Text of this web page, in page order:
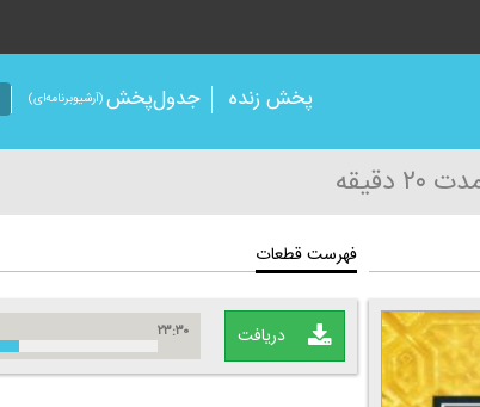
پخش زنده جدول‌پخش(آرشیو‌برنامه‌ای)
دقیقه
فهرست قطعات
دریافت ۲۳:۳۰